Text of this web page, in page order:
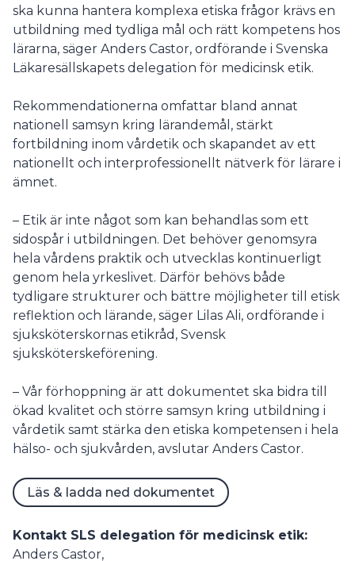
ska kunna hantera komplexa etiska frågor krävs en
utbildning med tydliga mål och rätt kompetens hos
lärarna, säger Anders Castor, ordförande i Svenska
Läkaresällskapets delegation för medicinsk etik.
Rekommendationerna omfattar bland annat
nationell samsyn kring lärandemål, stärkt
fortbildning inom vårdetik och skapandet av ett
nationellt och interprofessionellt nätverk för lärare i
ämnet.
– Etik är inte något som kan behandlas som ett
sidospår i utbildningen. Det behöver genomsyra
hela vårdens praktik och utvecklas kontinuerligt
genom hela yrkeslivet. Därför behövs både
tydligare strukturer och bättre möjligheter till etisk
reflektion och lärande, säger Lilas Ali, ordförande i
sjuksköterskornas etikråd, Svensk
sjuksköterskeförening.
– Vår förhoppning är att dokumentet ska bidra till
ökad kvalitet och större samsyn kring utbildning i
vårdetik samt stärka den etiska kompetensen i hela
hälso- och sjukvården, avslutar Anders Castor.
Läs & ladda ned dokumentet
Kontakt SLS delegation för medicinsk etik:
Anders Castor,